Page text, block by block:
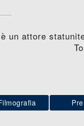
un attore